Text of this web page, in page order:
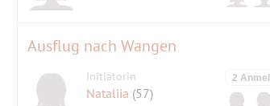
Ausflug nach Wangen
Initiatorin
Nataliia (57)
2